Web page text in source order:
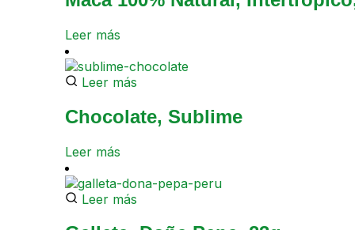
Leer más
Leer más
Chocolate, Sublime
Leer más
Leer más